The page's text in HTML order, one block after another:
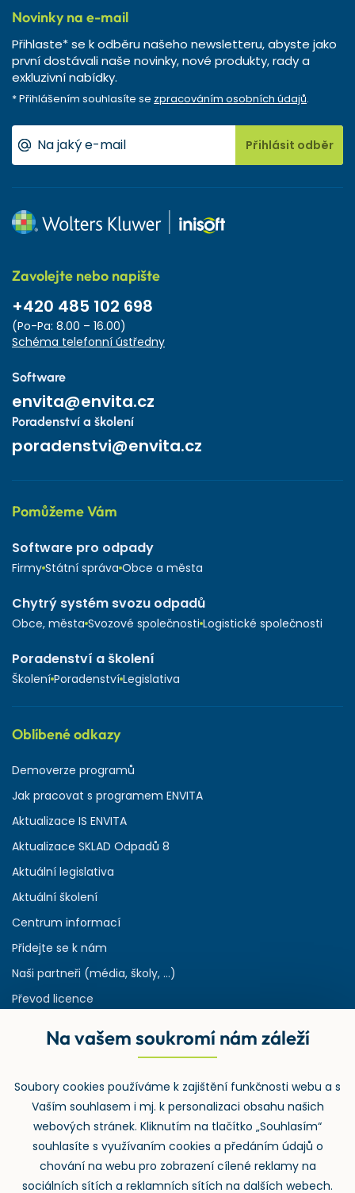
Novinky na e-mail
Přihlaste* se k odběru našeho newsletteru, abyste jako
první dostávali naše novinky, nové produkty, rady a
exkluzivní nabídky.
* Přihlášením souhlasíte se zpracováním osobních údajů.
Přihlásit odběr
Zavolejte nebo napište
+420 485 102 698
(Po-Pa: 8.00 – 16.00)
Schéma telefonní ústředny
Software
envita@envita.cz
Poradenství a školení
poradenstvi@envita.cz
Pomůžeme Vám
Software pro odpady
Firmy Státní správa Obce a města
Chytrý systém svozu odpadů
Obce, města Svozové společnosti Logistické společnosti
Poradenství a školení
Školení Poradenství Legislativa
Oblíbené odkazy
Demoverze programů
Jak pracovat s programem ENVITA
Aktualizace IS ENVITA
Aktualizace SKLAD Odpadů 8
Aktuální legislativa
Aktuální školení
Centrum informací
Přidejte se k nám
Naši partneři (média, školy, ...)
Převod licence
Rejstřík používaných zkratek v odpadech
Zpětný odběr
Na vašem soukromí nám záleží
Soubory cookies používáme k zajištění funkčnosti webu a s
Vaším souhlasem i mj. k personalizaci obsahu našich
webových stránek. Kliknutím na tlačítko „Souhlasím“
souhlasíte s využívaním cookies a předáním údajů o
chování na webu pro zobrazení cílené reklamy na
sociálních sítích a reklamních sítích na dalších webech.